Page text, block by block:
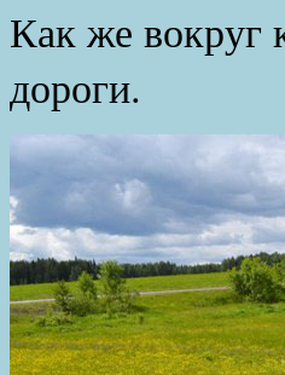
Как же вокруг
дороги.